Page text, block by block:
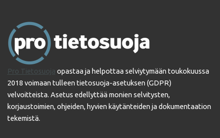
Pro Tietosuoja opastaa ja helpottaa selviytymään toukokuussa
2018 voimaan tulleen tietosuoja-asetuksen (GDPR)
velvoitteista. Asetus edellyttää monien selvitysten,
korjaustoimien, ohjeiden, hyvien käytänteiden ja dokumentaation
tekemistä.